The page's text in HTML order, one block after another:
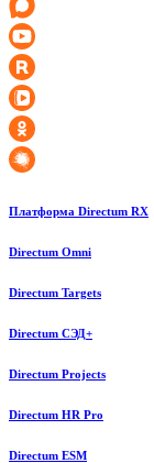
Платформа Directum RX
Directum Omni
Directum Targets
Directum СЭД+
Directum Projects
Directum HR Pro
Directum ESM